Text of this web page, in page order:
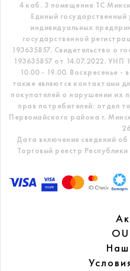
4 каб. 3 помещение ТС
Единый государственный
индивидуальных
государственной
193635857. Свидетельство о
193635857 от 14.07.2022. УНП
10.00 - 19.00. Воскресенье -
также являются контактами
покупателей о нарушении их
прав потребителей: отдел
Первомайского района г.
Дата включения сведений
Торговый реестр
Наш